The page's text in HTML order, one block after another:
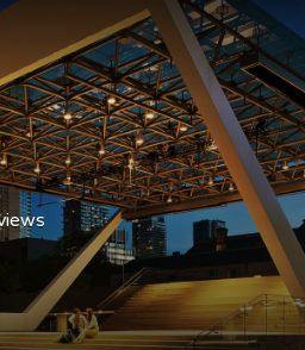
y Comercial